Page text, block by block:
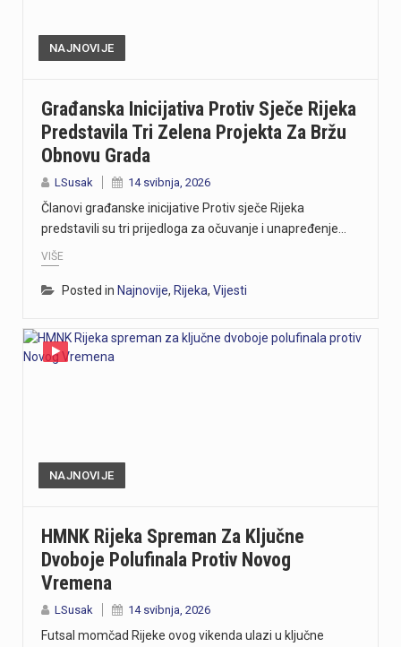
NAJNOVIJE
Građanska Inicijativa Protiv Sječe Rijeka
Predstavila Tri Zelena Projekta Za Bržu
Obnovu Grada
LSusak 14 svibnja, 2026
Članovi građanske inicijative Protiv sječe Rijeka
predstavili su tri prijedloga za očuvanje i unapređenje…
VIŠE
Posted in Najnovije, Rijeka, Vijesti
NAJNOVIJE
HMNK Rijeka Spreman Za Ključne
Dvoboje Polufinala Protiv Novog
Vremena
LSusak 14 svibnja, 2026
Futsal momčad Rijeke ovog vikenda ulazi u ključne